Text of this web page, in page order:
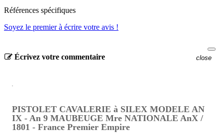
Références spécifiques
Soyez le premier à écrire votre avis !
Écrivez votre commentaire close
PISTOLET CAVALERIE à SILEX MODELE AN
IX - An 9 MAUBEUGE Mre NATIONALE AnX /
1801 - France Premier Empire